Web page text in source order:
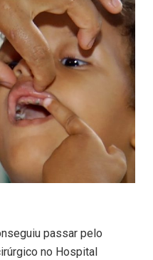
passar pelo
no Hospital